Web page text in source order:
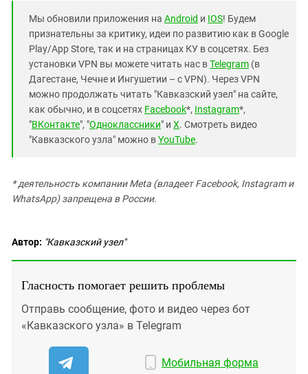
Мы обновили приложения на Android и IOS! Будем
признательны за критику, идеи по развитию как в Google
Play/App Store, так и на страницах КУ в соцсетях. Без
установки VPN вы можете читать нас вTelegram (в
Дагестане, Чечне и Ингушетии – с VPN). Через VPN
можно продолжать читать "Кавказский узел" на сайте,
как обычно, и в соцсетях Facebook*, Instagram*,
"ВКонтакте", "Одноклассники" и X. Смотреть видео
"Кавказского узла" можно вYouTube.
* деятельность компании Meta (владеет Facebook, Instagram и
WhatsApp) запрещена в России.
Автор: "Кавказский узел"
Гласность помогает решить проблемы
Отправь сообщение, фото и видео через бот
«Кавказского узла» в Telegram
Мобильная форма